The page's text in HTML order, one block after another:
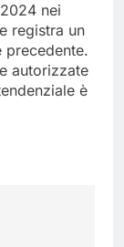
nei
registra un
precedente.
autorizzate
è